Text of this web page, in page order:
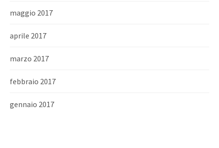
maggio 2017
aprile 2017
marzo 2017
febbraio 2017
gennaio 2017